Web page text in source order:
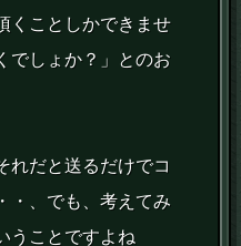
くことしかできませ
でしょか？」とのお
れだと送るだけでコ
・、でも、考えてみ
うことですよね